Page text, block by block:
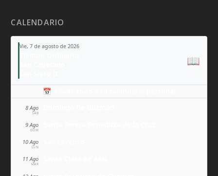
CALENDARIO
Vie, 7 de agosto de 2026
📖
📅 Añade todo a tu calendario personal
8 Ago
SÁB
9 Ago
DOM
10 Ago
LUN
11 Ago
MAR